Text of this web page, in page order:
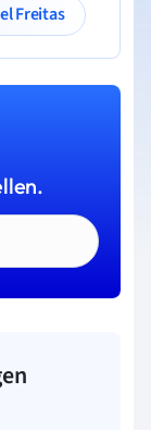
Freitas